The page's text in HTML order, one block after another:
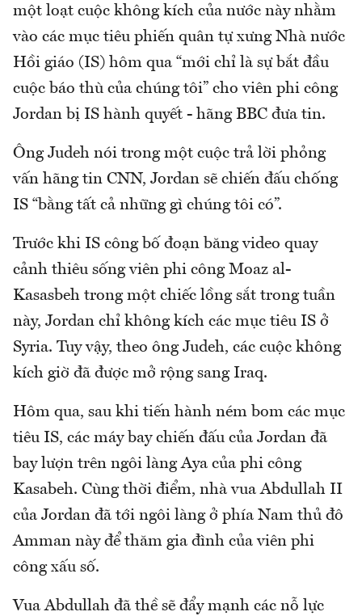
một loạt cuộc không kích của nước này nhằm
vào các mục tiêu phiến quân tự xưng Nhà nước
Hồi giáo (IS) hôm qua “mới chỉ là sự bắt đầu
cuộc báo thù của chúng tôi” cho viên phi công
Jordan bị IS hành quyết - hãng BBC đưa tin.
Ông Judeh nói trong một cuộc trả lời phỏng
vấn hãng tin CNN, Jordan sẽ chiến đấu chống
IS “bằng tất cả những gì chúng tôi có”.
Trước khi IS công bố đoạn băng video quay
cảnh thiêu sống viên phi công Moaz al-
Kasasbeh trong một chiếc lồng sắt trong tuần
này, Jordan chỉ không kích các mục tiêu IS ở
Syria. Tuy vậy, theo ông Judeh, các cuộc không
kích giờ đã được mở rộng sang Iraq.
Hôm qua, sau khi tiến hành ném bom các mục
tiêu IS, các máy bay chiến đấu của Jordan đã
bay lượn trên ngôi làng Aya của phi công
Kasabeh. Cùng thời điểm, nhà vua Abdullah II
của Jordan đã tới ngôi làng ở phía Nam thủ đô
Amman này để thăm gia đình của viên phi
công xấu số.
Vua Abdullah đã thề sẽ đẩy mạnh các nỗ lực